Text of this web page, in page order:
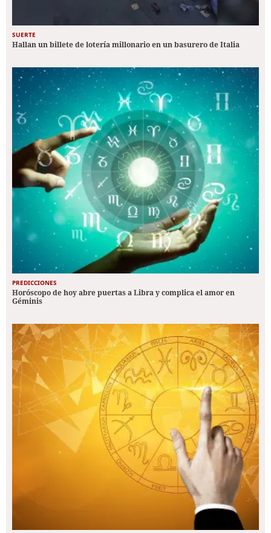
SUERTE
Hallan un billete de lotería millonario en un basurero de Italia
PREDICCIONES
Horóscopo de hoy abre puertas a Libra y complica el amor en
Géminis